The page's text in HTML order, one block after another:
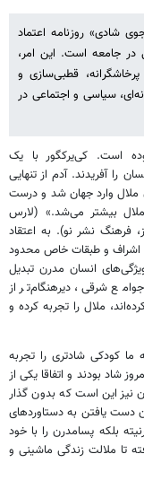
شادی» روزنامه اعتماد
در جامعه است. این امر،
قطبی‌سازی و
سیاسی و اجتماعی در
است. کی‌یرکگور با یک
را آفریدند. آدم از تنهایی
ملال وارد جهان شد و درست
بیشتر می‌شد.» (لارس
فرهنگ نشر نو). به اعتقاد
اشراف و طبقات خاص محدود
انسان مدرن تبدیل
شرقی، دیرهنگام‌تر از
ملال را تجربه کرده و
کودکی شادتری را تجربه
شاد بودند و اتفاقا یکی از
نیز این است که بدون گذار
دست یافتن به دستاوردهای
بلکه پسامدرن را با خود
تا ملالت زندگی ماشینی و